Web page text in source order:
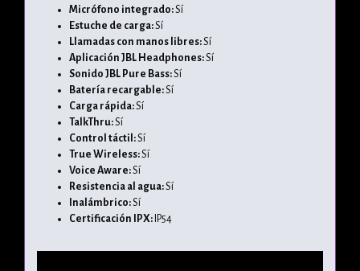
Micrófono integrado:Sí
Estuche de carga:Sí
Llamadas con manos libres:Sí
Aplicación JBL Headphones:Sí
Sonido JBL Pure Bass:Sí
Batería recargable:Sí
Carga rápida:Sí
TalkThru:Sí
Control táctil:Sí
True Wireless:Sí
Voice Aware:Sí
Resistencia al agua:Sí
Inalámbrico:Sí
Certificación IPX: IP54